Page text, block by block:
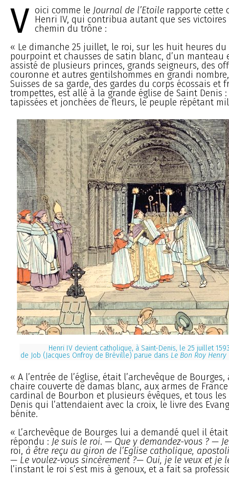
V oici comme le Journal de l’Etoile rapporte cette
Henri IV, qui contribua autant que ses
chemin du trône :
« Le dimanche 25 juillet, le roi, sur les huit heures du
pourpoint et chausses de satin blanc, d’un manteau
assisté de plusieurs princes, grands seigneurs, des
couronne et autres gentilshommes en grandi
Suisses de sa garde, des gardes du corps écossais et
trompettes, est allé à la grande église de Saint Denis
tapissées et jonchées de fleurs, le peuple répétant
Henri IV devient catholique, à Saint-Denis, le 25 juillet
de Job (Jacques Onfroy de Bréville) parue dans Le Bon Roy Henry
« A l’entrée de l’église, était l’archevêque de
chaire couverte de damas blanc, aux armes de
cardinal de Bourbon et plusieurs évêques, et tous
Denis qui l’attendaient avec la croix, le livre des
bénite.
« L’archevêque de Bourges lui a demandé quel il
répondu : Je suis le roi. — Que y demandez-vous ? —
roi, à être reçu au giron de l’Eglise catholique,
— Le voulez-vous sincèrement ?— Oui, je le veux et je
l’instant le roi s’est mis à genoux, et a fait sa